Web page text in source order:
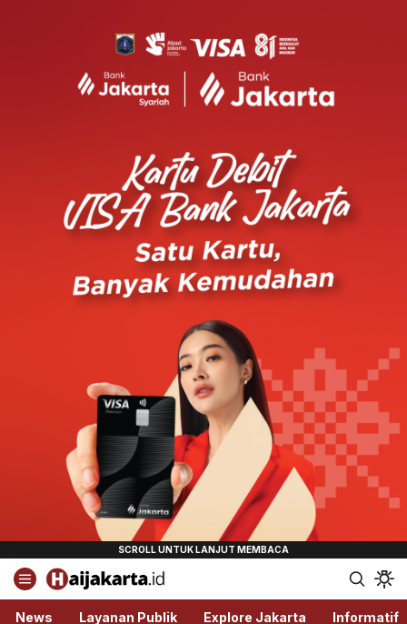
Haijakarta.id
Semua Tentang Jakarta Ada Disini!
News Layanan Publik Explore Jakarta Informatif